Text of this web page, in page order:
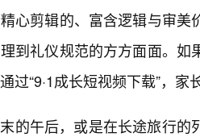
心剪辑的、富含逻辑与审
到礼仪规范的方方面面。
过“9·1成长短视频下载”，
的午后，或是在长途旅行的